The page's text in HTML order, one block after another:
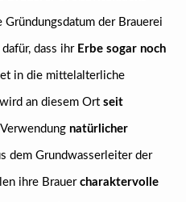
der Brauerei
dass ihr Erbe sogar noch
in die mittelalterliche
an diesem Ort seit
natürlicher
dem Grundwasserleiter der
ihre Brauercharaktervolle